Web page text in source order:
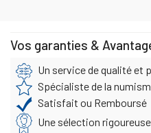
Vos garanties &
Un service de qualité et
Spécialiste de la
Satisfait ou Remboursé
Une sélection